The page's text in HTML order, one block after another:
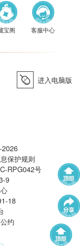
帮派联赛
宝阁 客服中心
򰀄 进入电脑版
2026
保护规则
RPG042号
9
18
约